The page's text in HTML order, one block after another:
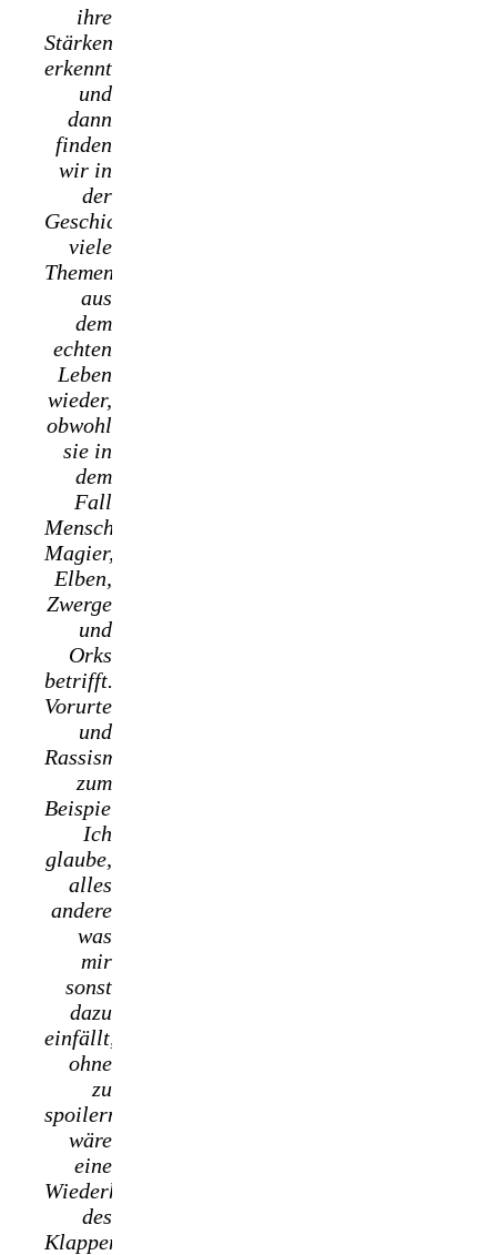
ihre
Stärken
erkennt
und
dann
finden
wir in
der
Geschichte
viele
Themen
aus
dem
echten
Leben
wieder,
obwohl
sie in
dem
Fall
Menschen,
Magier,
Elben,
Zwerge
und
Orks
betrifft.
Vorurteile
und
Rassismus
zum
Beispiel.
Ich
glaube,
alles
andere
was
mir
sonst
dazu
einfällt,
ohne
zu
spoilern,
wäre
eine
Wiederholung
des
Klappentextes.